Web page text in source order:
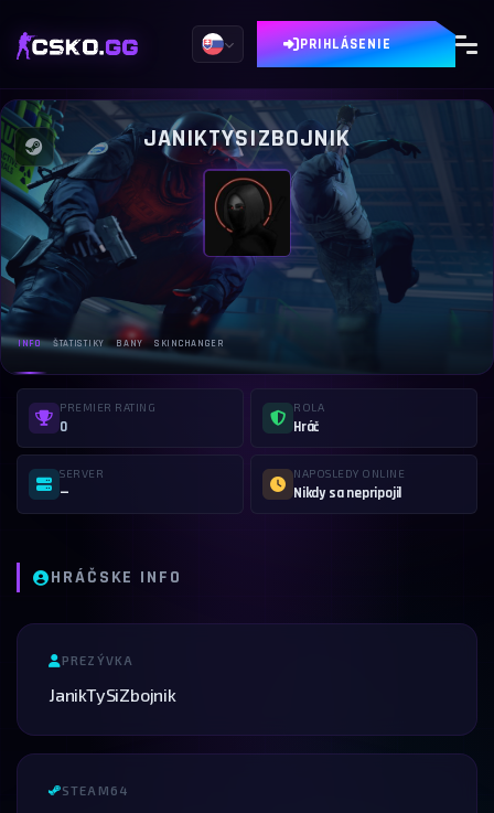
PRIHLÁSENIE
JANIKTYSIZBOJNIK
INFO ŠTATISTIKY BANY SKINCHANGER
PREMIER RATING
0
ROLA
Hráč
SERVER
—
NAPOSLEDY ONLINE
Nikdy sa nepripojil
HRÁČSKE INFO
PREZÝVKA
JanikTySiZbojnik
STEAM64